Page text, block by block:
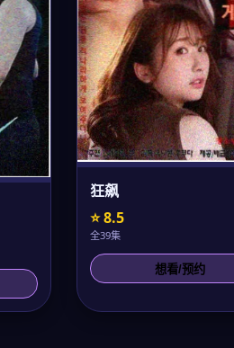
狂飙
⭐ 8.5
全39集
想看/预约